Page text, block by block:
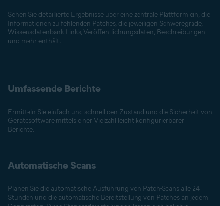
Sehen Sie detaillierte Ergebnisse über eine zentrale Plattform ein, die
Informationen zu fehlenden Patches, die jeweiligen Schweregrade,
Wissensdatenbank-Links, Veröffentlichungsdaten, Beschreibungen
und mehr enthält.
Umfassende Berichte
Ermitteln Sie einfach und schnell den Zustand und die Sicherheit von
Gerätesoftware mittels einer Vielzahl leicht konfigurierbarer
Berichte.
Automatische Scans
Planen Sie die automatische Ausführung von Patch-Scans alle 24
Stunden und die automatische Bereitstellung von Patches an jedem